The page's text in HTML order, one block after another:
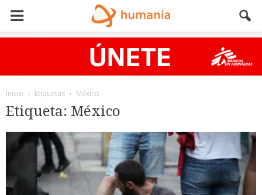
Inicio Etiquetas México
Etiqueta: México